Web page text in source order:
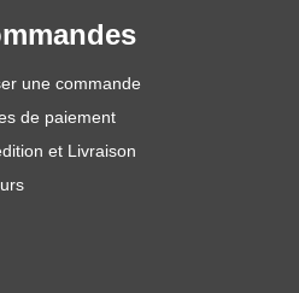
une commande
de paiement
et Livraison